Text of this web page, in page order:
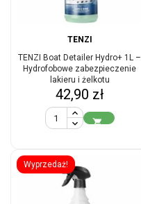
TENZI
TENZI Boat Detailer Hydro+ 1L –
Hydrofobowe zabezpieczenie
lakieru i żelkotu
Cena
42,90 zł

Wyprzedaż!